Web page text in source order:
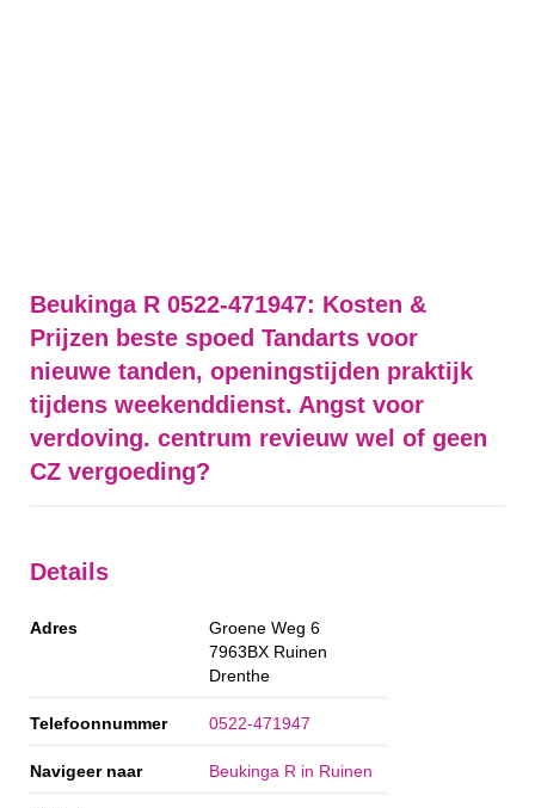
Beukinga R 0522-471947: Kosten &
Prijzen beste spoed Tandarts voor
nieuwe tanden, openingstijden praktijk
tijdens weekenddienst. Angst voor
verdoving. centrum revieuw wel of geen
CZ vergoeding?
Details
Adres
Groene Weg 6
7963BX Ruinen
Drenthe
Telefoonnummer 0522-471947
Navigeer naar Beukinga R in Ruinen